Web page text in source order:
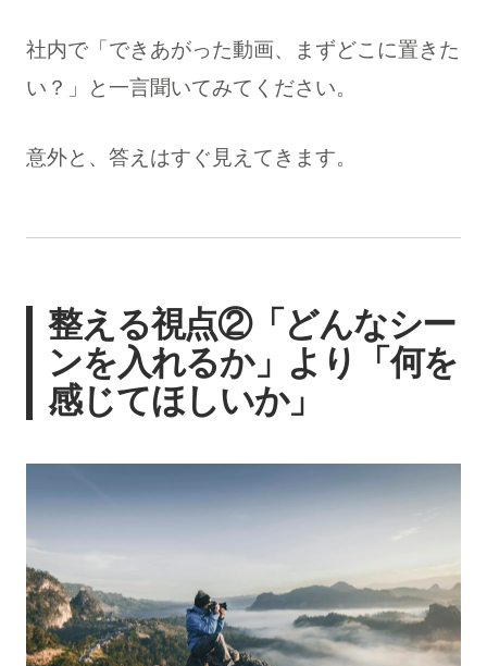
社内で「できあがった動画、まずどこに置きた
い？」と一言聞いてみてください。
意外と、答えはすぐ見えてきます。
整える視点②「どんなシー
ンを入れるか」より「何を
感じてほしいか」